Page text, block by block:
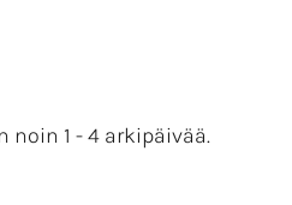
1 - 4 arkipäivää.